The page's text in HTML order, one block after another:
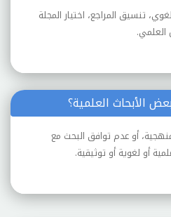
تنسيق المراجع، اختيار المجلة
العلمي.
الأبحاث العلمية؟
أو عدم توافق البحث مع
أو لغوية أو توثيقية.